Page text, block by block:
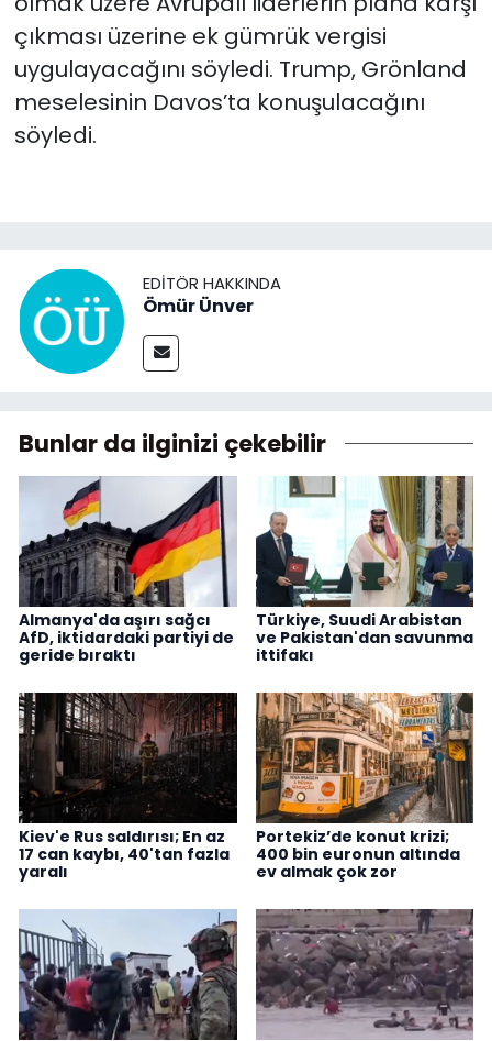
çıkması üzerine ek gümrük vergisi
uygulayacağını söyledi. Trump, Grönland
meselesinin Davos’ta konuşulacağını
söyledi.
EDITÖR HAKKINDA
Ömür Ünver
Bunlar da ilginizi çekebilir
Almanya'da aşırı sağcı
AfD, iktidardaki partiyi de
geride bıraktı
Türkiye, Suudi Arabistan
ve Pakistan'dan savunma
ittifakı
Kiev'e Rus saldırısı; En az
17 can kaybı, 40'tan fazla
yaralı
Portekiz’de konut krizi;
400 bin euronun altında
ev almak çok zor